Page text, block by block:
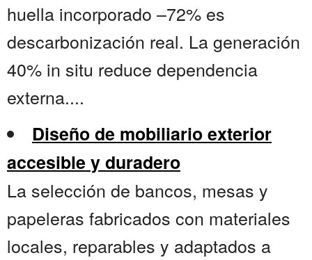
huella incorporado –72% es
descarbonización real. La generación
40% in situ reduce dependencia
externa....
Diseño de mobiliario exterior
accesible y duradero
La selección de bancos, mesas y
papeleras fabricados con materiales
locales, reparables y adaptados a